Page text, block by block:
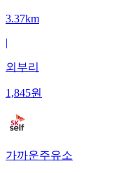
3.37km
|
외부리
1,845원
가까운주유소